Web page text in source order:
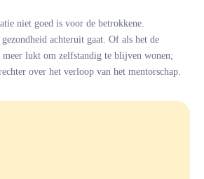
niet goed is voor de betrokkene.
achteruit gaat. Of als het de
meer lukt om zelfstandig te blijven wonen;
over het verloop van het mentorschap.